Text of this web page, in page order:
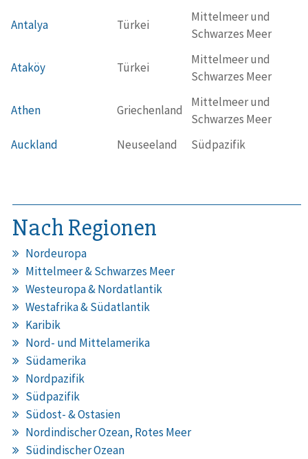
Antalya Türkei
Mittelmeer und
Schwarzes Meer
Ataköy Türkei
Mittelmeer und
Schwarzes Meer
Athen Griechenland
Mittelmeer und
Schwarzes Meer
Auckland
Neuseeland Südpazifik
Nach Regionen
Nordeuropa
Mittelmeer & Schwarzes Meer
Westeuropa & Nordatlantik
Westafrika & Südatlantik
Karibik
Nord- und Mittelamerika
Südamerika
Nordpazifik
Südpazifik
Südost- & Ostasien
Nordindischer Ozean, Rotes Meer
Südindischer Ozean